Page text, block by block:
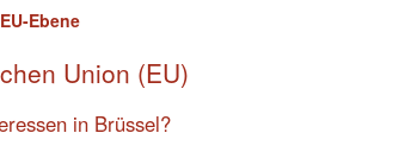
Ebene
Union (EU)
in Brüssel?